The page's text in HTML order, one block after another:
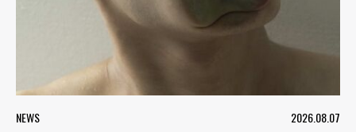
NEWS 2026.08.07